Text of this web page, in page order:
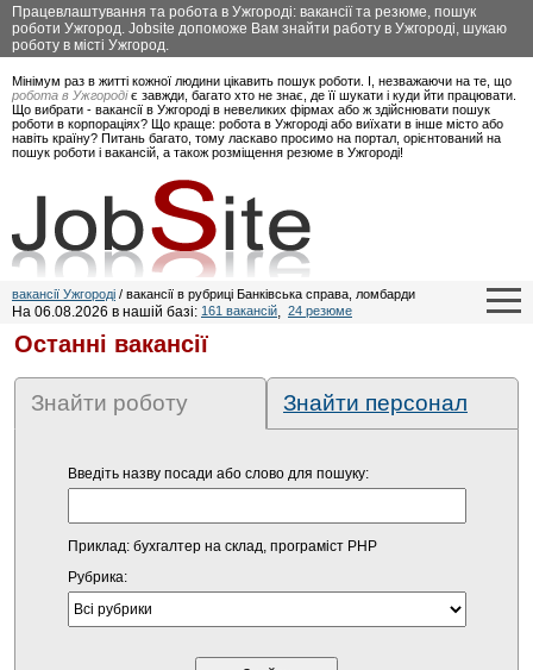
Працевлаштування та робота в Ужгороді: вакансії та резюме, пошук
роботи Ужгород. Jobsite допоможе Вам знайти работу в Ужгороді, шукаю
роботу в місті Ужгород.
Мінімум раз в житті кожної людини цікавить пошук роботи. І, незважаючи на те, що
робота в Ужгородіє завжди, багато хто не знає, де її шукати і куди йти працювати.
Що вибрати - вакансії в Ужгороді в невеликих фірмах або ж здійснювати пошук
роботи в корпораціях? Що краще: робота в Ужгороді або виїхати в інше місто або
навіть країну? Питань багато, тому ласкаво просимо на портал, орієнтований на
пошук роботи і вакансій, а також розміщення резюме в Ужгороді!
вакансії Ужгороді / вакансії в рубриці Банківська справа, ломбарди
На 06.08.2026 в нашій базі: 161 вакансій, 24 резюме
Останні вакансії
Знайти роботу Знайти персонал
Введіть назву посади або слово для пошуку:
Приклад: бухгалтер на склад, програміст PHP
Рубрика: